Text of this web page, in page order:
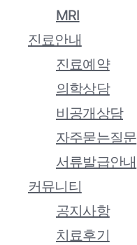
MRI
진료안내
진료예약
의학상담
비공개상담
자주묻는질문
서류발급안내
커뮤니티
공지사항
치료후기